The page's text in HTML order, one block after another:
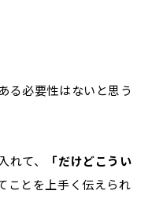
る必要性はないと思う
て、
「だけどこうい
ことを上手く伝えられ